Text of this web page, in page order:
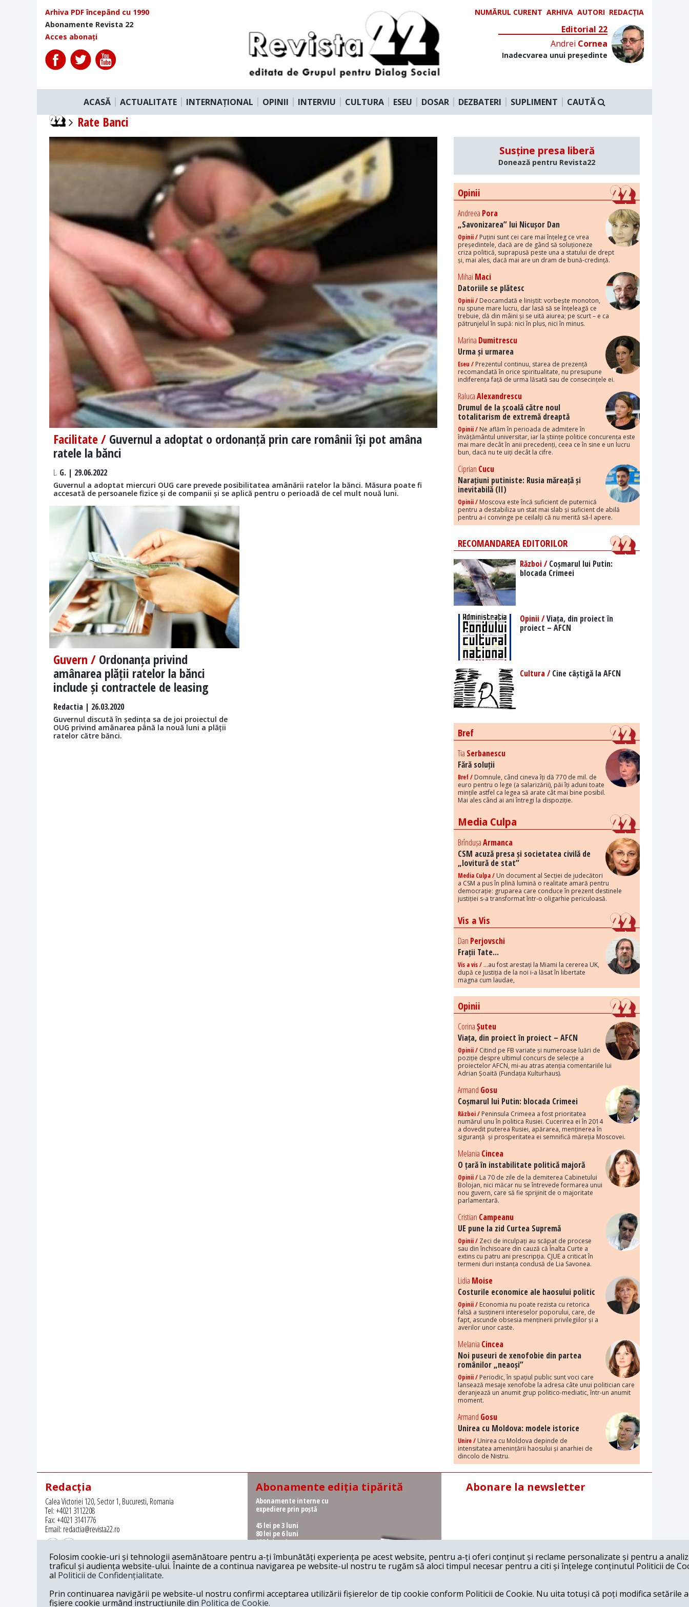
Arhiva PDF începând cu 1990
Abonamente Revista 22
Acces abonați
NUMĂRUL CURENT ARHIVA AUTORI REDACȚIA
Editorial 22
Andrei Cornea
Inadecvarea unui președinte
ACASĂ ACTUALITATE INTERNAȚIONAL OPINII INTERVIU CULTURA ESEU DOSAR DEZBATERI SUPLIMENT CAUTĂ
Rate Banci
Facilitate / Guvernul a adoptat o ordonanță prin care românii își pot amâna
ratele la bănci
L. G. | 29.06.2022
Guvernul a adoptat miercuri OUG care prevede posibilitatea amânării ratelor la bănci. Măsura poate fi
accesată de persoanele fizice și de companii și se aplică pentru o perioadă de cel mult nouă luni.
Guvern / Ordonanța privind
amânarea plății ratelor la bănci
include și contractele de leasing
Redactia | 26.03.2020
Guvernul discută în ședința sa de joi proiectul de
OUG privind amânarea până la nouă luni a plății
ratelor către bănci.
Susține presa liberă
Donează pentru Revista22
Opinii
Andreea Pora
„Savonizarea” lui Nicușor Dan
Opinii / Puțini sunt cei care mai înțeleg ce vrea
președintele, dacă are de gând să soluționeze
criza politică, suprapusă peste una a statului de drept
și, mai ales, dacă mai are un dram de bună-credință.
Mihai Maci
Datoriile se plătesc
Opinii / Deocamdată e liniștit: vorbește monoton,
nu spune mare lucru, dar lasă să se înțeleagă ce
trebuie, dă din mâini și se uită aiurea; pe scurt – e ca
pătrunjelul în supă: nici în plus, nici în minus.
Marina Dumitrescu
Urma și urmarea
Eseu / Prezentul continuu, starea de prezență
recomandată în orice spiritualitate, nu presupune
indiferența față de urma lăsată sau de consecințele ei.
RalucaAlexandrescu
Drumul de la școală către noul
totalitarism de extremă dreaptă
Opinii / Ne aflăm în perioada de admitere în
învățământul universitar, iar la științe politice concurența este
mai mare decât în anii precedenți, ceea ce în sine e un lucru
bun, dacă nu te uiți decât la cifre.
Ciprian Cucu
Narațiuni putiniste: Rusia măreață și
inevitabilă (II)
Opinii / Moscova este încă suficient de puternică
pentru a destabiliza un stat mai slab și suficient de abilă
pentru a-i convinge pe ceilalți că nu merită să-l apere.
RECOMANDAREA EDITORILOR
Război /Coșmarul lui Putin:
blocada Crimeei
Opinii /Viața, din proiect în
proiect – AFCN
Cultura /Cine câștigă la AFCN
Bref
Tia Serbanescu
Fără soluții
Bref / Domnule, când cineva îți dă 770 de mil. de
euro pentru o lege (a salarizării), păi îți aduni toate
mințile astfel ca legea să arate cât mai bine posibil.
Mai ales când ai ani întregi la dispoziție.
Media Culpa
BrîndușaArmanca
CSM acuză presa și societatea civilă de
„lovitură de stat”
Media Culpa / Un document al Secției de judecători
a CSM a pus în plină lumină o realitate amară pentru
democrație: gruparea care conduce în prezent destinele
justiției s-a transformat într-o oligarhie periculoasă.
Vis a Vis
Dan Perjovschi
Frații Tate...
Vis a vis / ...au fost arestați la Miami la cererea UK,
după ce Justiția de la noi i-a lăsat în libertate
magna cum laudae,
Opinii
CorinaȘuteu
Viața, din proiect în proiect – AFCN
Opinii / Citind pe FB variate și numeroase luări de
poziție despre ultimul concurs de selecție a
proiectelor AFCN, mi-au atras atenția comentariile lui
Adrian Șoaită (Fundația Kulturhaus).
Armand Gosu
Coșmarul lui Putin: blocada Crimeei
Război / Peninsula Crimeea a fost prioritatea
numărul unu în politica Rusiei. Cucerirea ei în 2014
a dovedit puterea Rusiei, apărarea, menținerea în
siguranță și prosperitatea ei semnifică măreția Moscovei.
Melania Cincea
O țară în instabilitate politică majoră
Opinii / La 70 de zile de la demiterea Cabinetului
Bolojan, nici măcar nu se întrevede formarea unui
nou guvern, care să fie sprijinit de o majoritate
parlamentară.
Cristian Campeanu
UE pune la zid Curtea Supremă
Opinii / Zeci de inculpați au scăpat de procese
sau din închisoare din cauză că Înalta Curte a
extins cu patru ani prescripția. CJUE a criticat în
termeni duri instanța condusă de Lia Savonea.
Lidia Moise
Costurile economice ale haosului politic
Opinii / Economia nu poate rezista cu retorica
falsă a susținerii intereselor poporului, care, de
fapt, ascunde obsesia menținerii privilegiilor și a
averilor unor caste.
Melania Cincea
Noi puseuri de xenofobie din partea
românilor „neaoși”
Opinii / Periodic, în spațiul public sunt voci care
lansează mesaje xenofobe la adresa câte unui politician care
deranjează un anumit grup politico-mediatic, într-un anumit
moment.
Armand Gosu
Unirea cu Moldova: modele istorice
Unire / Unirea cu Moldova depinde de
intensitatea amenințării haosului și anarhiei de
dincolo de Nistru.
Redacția
Calea Victoriei 120, Sector 1, Bucuresti, Romania
Tel: +4021 3112208
Fax: +4021 3141776
Email: redactia@revista22.ro
Revista 22 este editata de
Abonamente ediția tipărită
Abonamente interne cu
expediere prin poștă
45 lei pe 3 luni
80 lei pe 6 luni
150 lei pe 1 an
Abonamente interne cu
ridicare de la redacție
62 lei pe 6 luni
115 lei pe 1 an
Abonare la newsletter
Folosim cookie-uri și tehnologii asemănătoare pentru a-ți îmbunătăți experiența pe acest website, pentru a-ți oferi conținut și reclame personalizate și pentru a
traficul și audiența website-ului. Înainte de a continua navigarea pe website-ul nostru te rugăm să aloci timpul necesar pentru a citi și înțelege conținutul Politicii de
al Politicii de Confidențialitate.
Prin continuarea navigării pe website-ul nostru confirmi acceptarea utilizării fișierelor de tip cookie conform Politicii de Cookie. Nu uita totuși că poți modifica setările
fișiere cookie urmând instrucțiunile din Politica de Cookie.